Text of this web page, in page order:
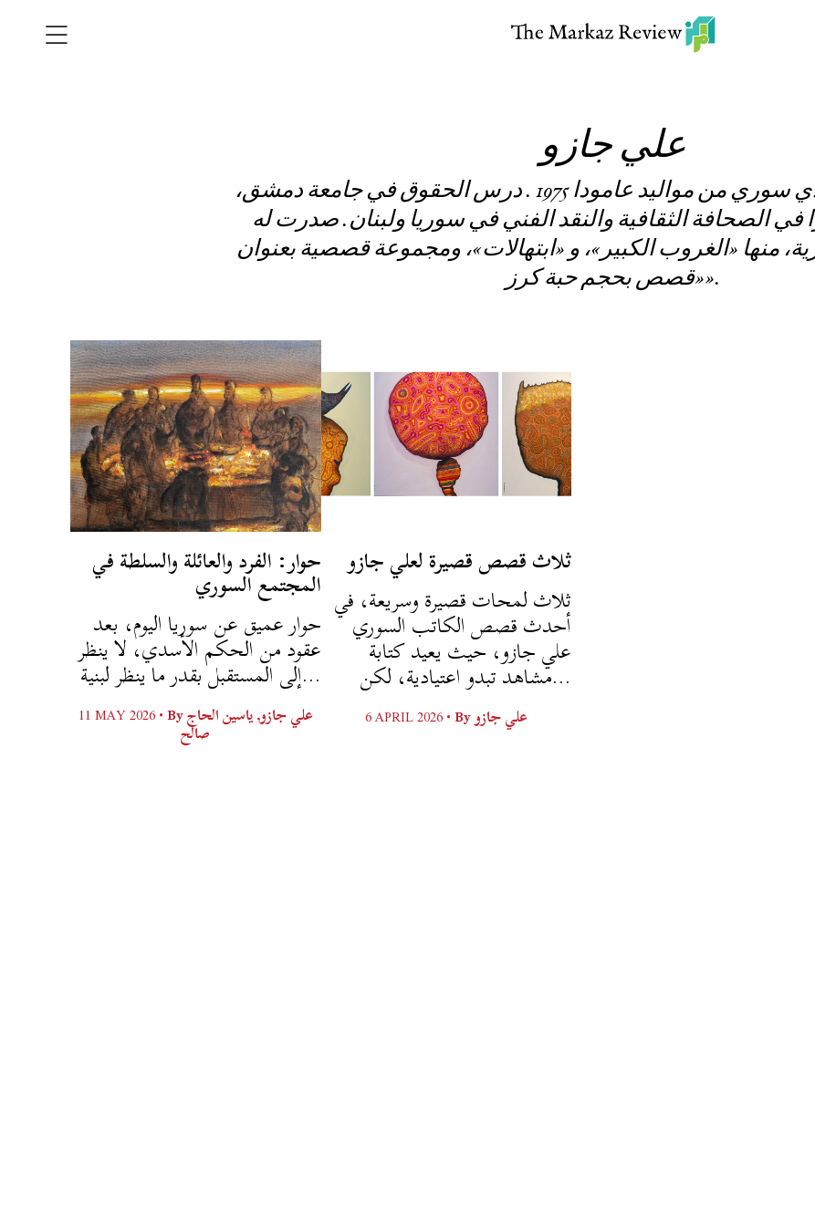
علي جازو
علي جازو شاعر كردي سوري من مواليد عامودا 1975 . درس الحقوق في جامعة دمشق،
في الصحافة الثقافية والنقد الفني في سوريا ولبنان. صدرت له
منها «الغروب الكبير»، و «ابتهالات»، ومجموعة قصصية بعنوان
«قصص بحجم حبة كرز».
حوار: الفرد والعائلة والسلطة في
المجتمع السوري
حوار عميق عن سوريا اليوم، بعد
عقود من الحكم الأسدي، لا ينظر
إلى المستقبل بقدر ما ينظر لبنية...
11 MAY 2026 •By علي جازو,ياسين الحاج
صالح
ثلاث قصص قصيرة لعلي جازو
ثلاث لمحات قصيرة وسريعة، في
أحدث قصص الكاتب السوري
علي جازو، حيث يعيد كتابة
مشاهد تبدو اعتيادية، لكن...
6 APRIL 2026 •Byعلي جازو